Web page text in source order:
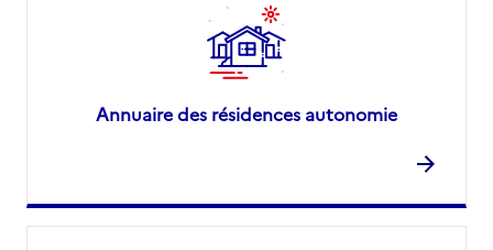
Annuaire des résidences autonomie